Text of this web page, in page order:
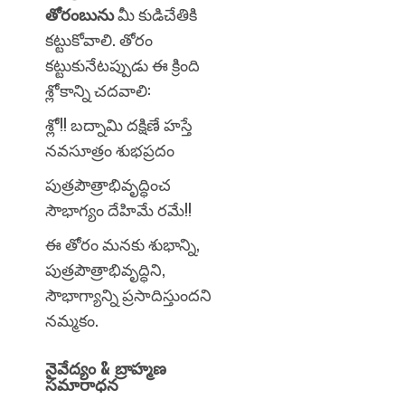
తోరంబునుమీ కుడిచేతికి
కట్టుకోవాలి. తోరం
కట్టుకునేటప్పుడు ఈ క్రింది
శ్లోకాన్ని చదవాలి:
శ్లో!! బద్నామి దక్షిణే హస్తే
నవసూత్రం శుభప్రదం
పుత్రపౌత్రాభివృద్ధించ
సౌభాగ్యం దేహిమే రమే!!
ఈ తోరం మనకు శుభాన్ని,
పుత్రపౌత్రాభివృద్ధిని,
సౌభాగ్యాన్ని ప్రసాదిస్తుందని
నమ్మకం.
నైవేద్యం & బ్రాహ్మణ
సమారాధన